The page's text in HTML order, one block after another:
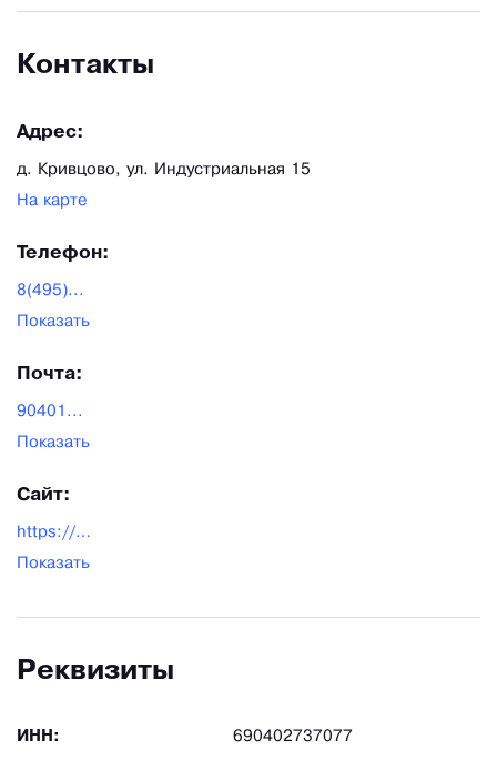
уникальное.
Контакты
Адрес:
д. Кривцово, ул. Индустриальная 15
На карте
Телефон:
8(495)...
Показать
Почта:
90401...
Показать
Сайт:
https://pechi-troyka.ru/
Показать
Реквизиты
ИНН: 690402737077